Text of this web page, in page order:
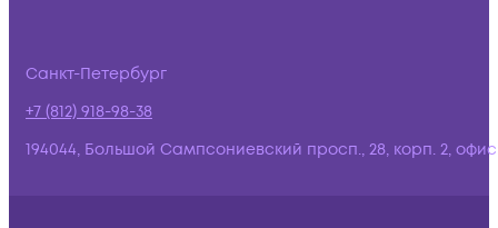
Санкт-Петербург
+7 (812) 918-98-38
194044, Большой Сампсониевский просп., 28, корп. 2,